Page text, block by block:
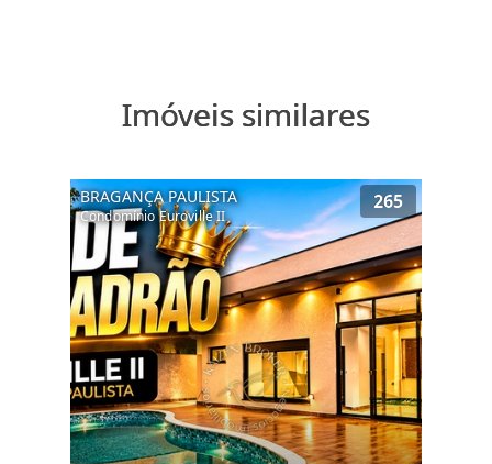
Imóveis similares
BRAGANÇA PAULISTA
Condomínio Euroville II
265